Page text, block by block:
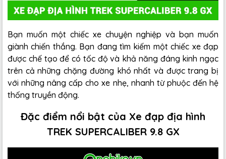
Bạn muốn một chiếc xe chuyện nghiệp và bạn muốn
giành chiến thắng. Bạn đang tìm kiếm một chiếc xe đạp
được chế tạo để có tốc độ và khả năng đáng kinh ngạc
trên cả những chặng đường khó nhất và được trang bị
với những nâng cấp cho xe nhẹ, nhanh từ phuộc đến hệ
thống truyền động.
Đặc điểm nổi bật của Xe đạp địa hình
TREK SUPERCALIBER 9.8 GX